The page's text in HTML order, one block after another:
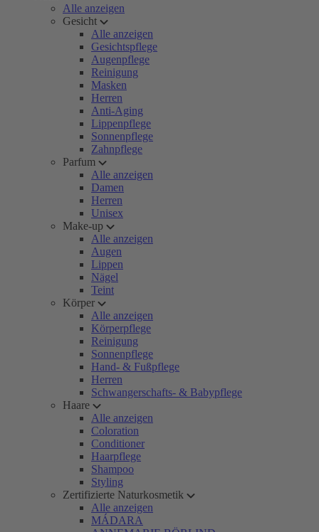
Alle anzeigen
Gesicht
Alle anzeigen
Gesichtspflege
Augenpflege
Reinigung
Masken
Herren
Anti-Aging
Lippenpflege
Sonnenpflege
Zahnpflege
Parfum
Alle anzeigen
Damen
Herren
Unisex
Make-up
Alle anzeigen
Augen
Lippen
Nägel
Teint
Körper
Alle anzeigen
Körperpflege
Reinigung
Sonnenpflege
Hand- & Fußpflege
Herren
Schwangerschafts- & Babypflege
Haare
Alle anzeigen
Coloration
Conditioner
Haarpflege
Shampoo
Styling
Zertifizierte Naturkosmetik
Alle anzeigen
MÁDARA